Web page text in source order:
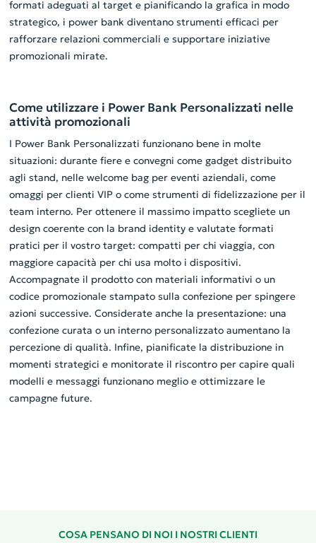
formati adeguati al target e pianificando la grafica in modo
strategico, i power bank diventano strumenti efficaci per
rafforzare relazioni commerciali e supportare iniziative
promozionali mirate.
Come utilizzare i Power Bank Personalizzati nelle
attività promozionali
I Power Bank Personalizzati funzionano bene in molte
situazioni: durante fiere e convegni come gadget distribuito
agli stand, nelle welcome bag per eventi aziendali, come
omaggi per clienti VIP o come strumenti di fidelizzazione per il
team interno. Per ottenere il massimo impatto scegliete un
design coerente con la brand identity e valutate formati
pratici per il vostro target: compatti per chi viaggia, con
maggiore capacità per chi usa molto i dispositivi.
Accompagnate il prodotto con materiali informativi o un
codice promozionale stampato sulla confezione per spingere
azioni successive. Considerate anche la presentazione: una
confezione curata o un interno personalizzato aumentano la
percezione di qualità. Infine, pianificate la distribuzione in
momenti strategici e monitorate il riscontro per capire quali
modelli e messaggi funzionano meglio e ottimizzare le
campagne future.
COSA PENSANO DI NOI I NOSTRI CLIENTI